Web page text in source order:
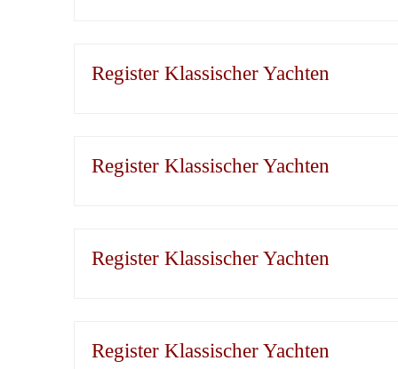
Register Klassischer Yachten
Register Klassischer Yachten
Register Klassischer Yachten
Register Klassischer Yachten